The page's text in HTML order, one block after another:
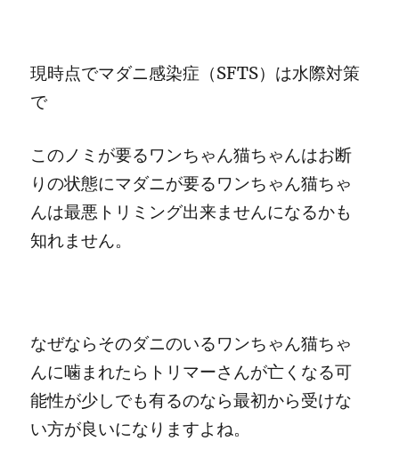
現時点でマダニ感染症（SFTS）は水際対策
で
このノミが要るワンちゃん猫ちゃんはお断
りの状態にマダニが要るワンちゃん猫ちゃ
んは最悪トリミング出来ませんになるかも
知れません。
なぜならそのダニのいるワンちゃん猫ちゃ
んに噛まれたらトリマーさんが亡くなる可
能性が少しでも有るのなら最初から受けな
い方が良いになりますよね。